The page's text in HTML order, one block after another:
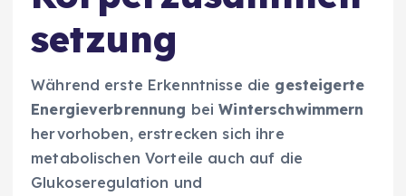
setzung
Während erste Erkenntnisse die gesteigerte
Energieverbrennung beiWinterschwimmern
hervorhoben, erstrecken sich ihre
metabolischen Vorteile auch auf die
Glukoseregulation und